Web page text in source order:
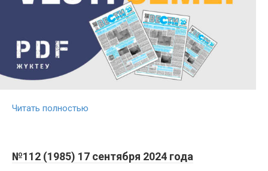
Читать полностью
№112 (1985) 17 сентября 2024 года